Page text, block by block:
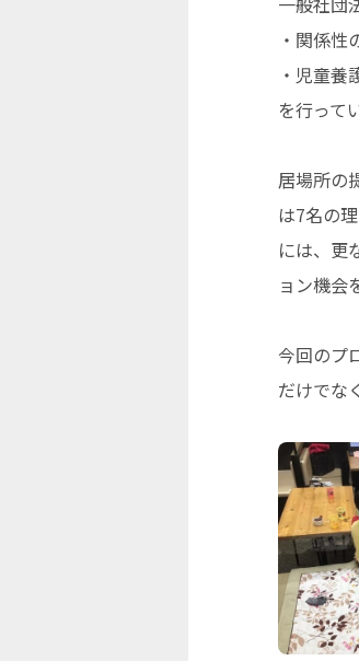
・関係
・児童
を行って
居場所の
は7名の
には、更
ョン機会
今回のプ
だけでな